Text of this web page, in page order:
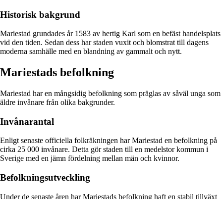
Historisk bakgrund
Mariestad grundades år 1583 av hertig Karl som en befäst handelsplats
vid den tiden. Sedan dess har staden vuxit och blomstrat till dagens
moderna samhälle med en blandning av gammalt och nytt.
Mariestads befolkning
Mariestad har en mångsidig befolkning som präglas av såväl unga som
äldre invånare från olika bakgrunder.
Invånarantal
Enligt senaste officiella folkräkningen har Mariestad en befolkning på
cirka 25 000 invånare. Detta gör staden till en medelstor kommun i
Sverige med en jämn fördelning mellan män och kvinnor.
Befolkningsutveckling
Under de senaste åren har Mariestads befolkning haft en stabil tillväxt